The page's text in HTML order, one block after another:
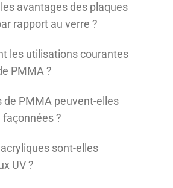
avantages des plaques
rapport au verre ?
les utilisations courantes
PMMA ?
de PMMA peuvent-elles
?
sont-elles
UV ?